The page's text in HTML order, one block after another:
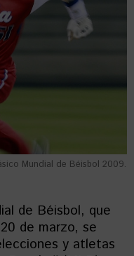
Mundial de Béisbol 2009.
de Béisbol, que
de marzo, se
y atletas